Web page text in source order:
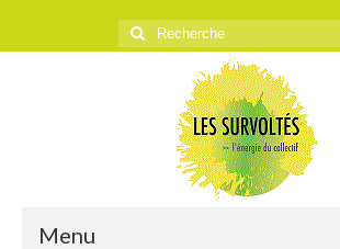
Rechercher
:
Menu